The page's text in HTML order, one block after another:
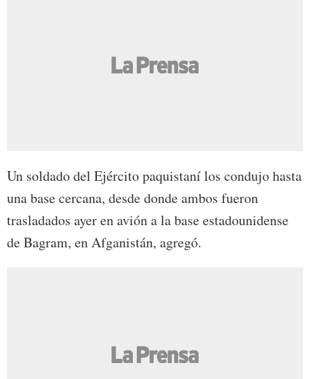
Un soldado del Ejército paquistaní los condujo hasta
una base cercana, desde donde ambos fueron
trasladados ayer en avión a la base estadounidense
de Bagram, en Afganistán, agregó.